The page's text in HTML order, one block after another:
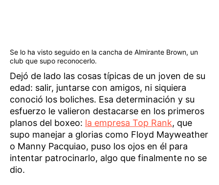
Se lo ha visto seguido en la cancha de Almirante Brown, un
club que supo reconocerlo.
Dejó de lado las cosas típicas de un joven de su
edad: salir, juntarse con amigos, ni siquiera
conoció los boliches. Esa determinación y su
esfuerzo le valieron destacarse en los primeros
planos del boxeo: la empresa Top Rank, que
supo manejar a glorias como Floyd Mayweather
o Manny Pacquiao, puso los ojos en él para
intentar patrocinarlo, algo que finalmente no se
dio.